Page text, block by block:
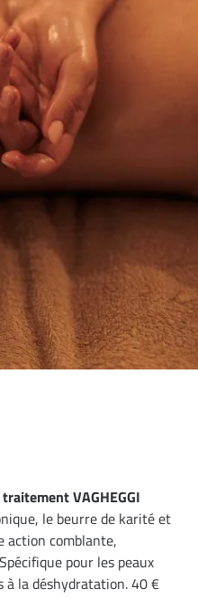
VAGHEGGI
le beurre de karité et
action comblante,
pour les peaux
à la déshydratation. 40 €